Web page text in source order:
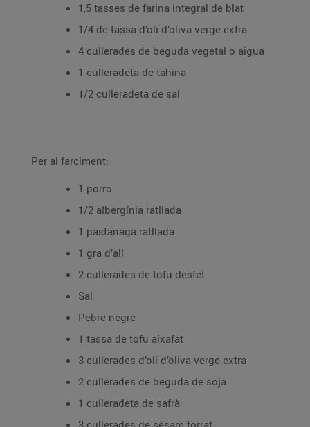
1,5 tasses de farina integral de blat
1/4 de tassa d’oli d’oliva verge extra
4 cullerades de beguda vegetal o aigua
1 culleradeta de tahina
1/2 culleradeta de sal
Per al farciment:
1 porro
1/2 albergínia ratllada
1 pastanaga ratllada
1 gra d’all
2 cullerades de tofu desfet
Sal
Pebre negre
1 tassa de tofu aixafat
3 cullerades d’oli d’oliva verge extra
2 cullerades de beguda de soja
1 culleradeta de safrà
3 cullerades de sèsam torrat